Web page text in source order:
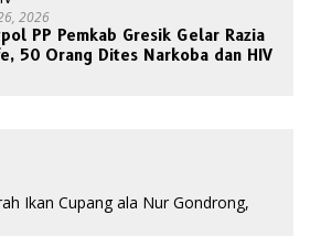
2026
PP Pemkab Gresik Gelar Razia
50 Orang Dites Narkoba dan HIV